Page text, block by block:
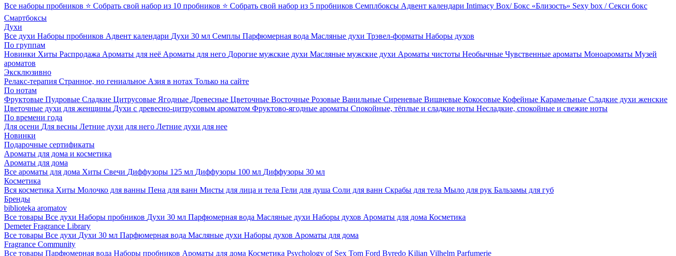
Все наборы пробников ⭐ Собрать свой набор из 10 пробников ⭐ Собрать свой набор из 5 пробников Семплбоксы Адвент календари Intimacy Box/ Бокс «Близость» Sexy box / Секси бокс
Смартбоксы
Духи
Все духи Наборы пробников Адвент календари Духи 30 мл Семплы Парфюмерная вода Масляные духи Трэвел-форматы Наборы духов
По группам
Новинки Хиты Распродажа Ароматы для неё Ароматы для него Дорогие мужские духи Масляные мужские духи Ароматы чистоты Необычные Чувственные ароматы Моноароматы Музей
ароматов
Эксклюзивно
Релакс-терапия Странное, но гениальное Азия в нотах Только на сайте
По нотам
Фруктовые Пудровые Сладкие Цитрусовые Ягодные Древесные Цветочные Восточные Розовые Ванильные Сиреневые Вишневые Кокосовые Кофейные Карамельные Сладкие духи женские
Цветочные духи для женщины Духи с древесно-цитрусовым ароматом Фруктово-ягодные ароматы Спокойные, тёплые и сладкие ноты Несладкие, спокойные и свежие ноты
По времени года
Для осени Для весны Летние духи для него Летние духи для нее
Новинки
Подарочные сертификаты
Ароматы для дома и косметика
Ароматы для дома
Все ароматы для дома Хиты Свечи Диффузоры 125 мл Диффузоры 100 мл Диффузоры 30 мл
Косметика
Вся косметика Хиты Молочко для ванны Пена для ванн Мисты для лица и тела Гели для душа Соли для ванн Скрабы для тела Мыло для рук Бальзамы для губ
Бренды
biblioteka aromatov
Все товары Все духи Наборы пробников Духи 30 мл Парфюмерная вода Масляные духи Наборы духов Ароматы для дома Косметика
Demeter Fragrance Library
Все товары Все духи Духи 30 мл Парфюмерная вода Масляные духи Наборы духов Ароматы для дома
Fragrance Community
Все товары Парфюмерная вода Наборы пробников Ароматы для дома Косметика Psychology of Sex Tom Ford Byredo Kilian Vilhelm Parfumerie